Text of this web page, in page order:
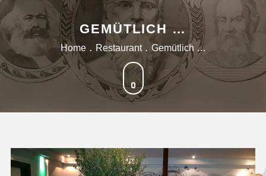
GEMÜTLICH …
Home Restaurant Gemütlich …